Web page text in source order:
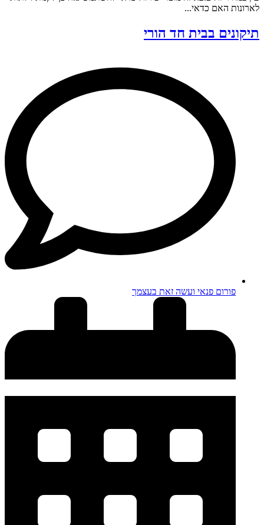
לארונות האם כדאי...
תיקונים בבית חד הורי
פורום פנאי ועשה זאת בעצמך